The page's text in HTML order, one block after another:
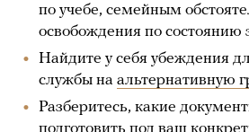
по учебе, семейным
освобождения по состоянию
Найдите у себя убеждения
службы на альтернативную
Разберитесь, какие
подготовить под ваш